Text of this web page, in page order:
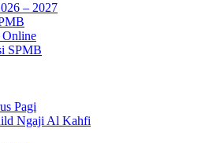
– 2027
Online
SPMB
Pagi
Ngaji Al Kahfi